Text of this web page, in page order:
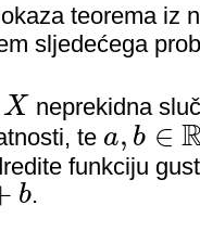
teorema iz
sljedećega
X
X
neprekidna
te a, b ∈
a,b∈R
funkciju
b.